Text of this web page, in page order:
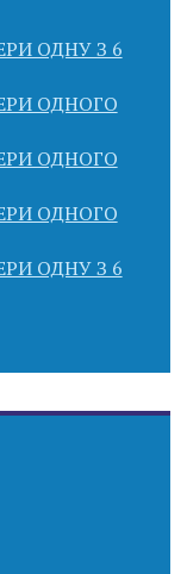
ОДНУ З 6
ОДНОГО
ОДНОГО
ОДНОГО
ОДНУ З 6